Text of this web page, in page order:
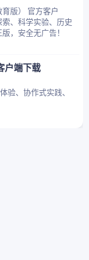
版） 官方客户
、科学实验、历史
，安全无广告！
户端下载
验、协作式实践、